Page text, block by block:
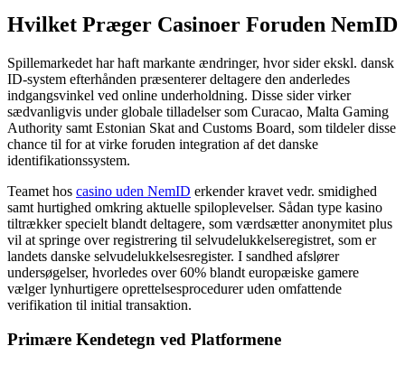
Hvilket Præger Casinoer Foruden NemID
Spillemarkedet har haft markante ændringer, hvor sider ekskl. dansk
ID-system efterhånden præsenterer deltagere den anderledes
indgangsvinkel ved online underholdning. Disse sider virker
sædvanligvis under globale tilladelser som Curacao, Malta Gaming
Authority samt Estonian Skat and Customs Board, som tildeler disse
chance til for at virke foruden integration af det danske
identifikationssystem.
Teamet hos casino uden NemID erkender kravet vedr. smidighed
samt hurtighed omkring aktuelle spiloplevelser. Sådan type kasino
tiltrækker specielt blandt deltagere, som værdsætter anonymitet plus
vil at springe over registrering til selvudelukkelseregistret, som er
landets danske selvudelukkelsesregister. I sandhed afslører
undersøgelser, hvorledes over 60% blandt europæiske gamere
vælger lynhurtigere oprettelsesprocedurer uden omfattende
verifikation til initial transaktion.
Primære Kendetegn ved Platformene